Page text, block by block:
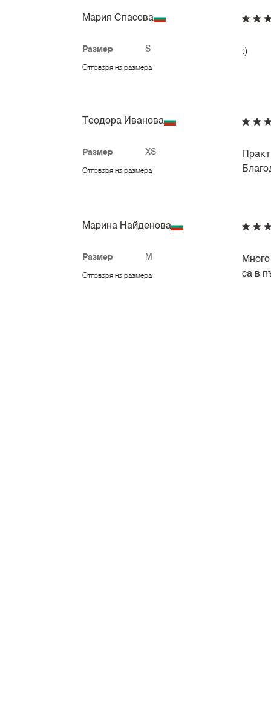
Мария Спасова
Размер S
Отговаря на размера
:)
Теодора Иванова
Размер XS
Отговаря на размера
Марина Найденова
Размер M
Отговаря на размера
са в